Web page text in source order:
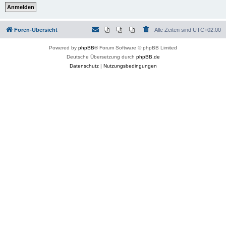
Foren-Übersicht Alle Zeiten sind UTC+02:00
Powered by phpBB® Forum Software © phpBB Limited
Deutsche Übersetzung durch phpBB.de
Datenschutz| Nutzungsbedingungen